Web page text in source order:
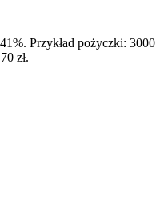
Przykład pożyczki: 3000
zł.